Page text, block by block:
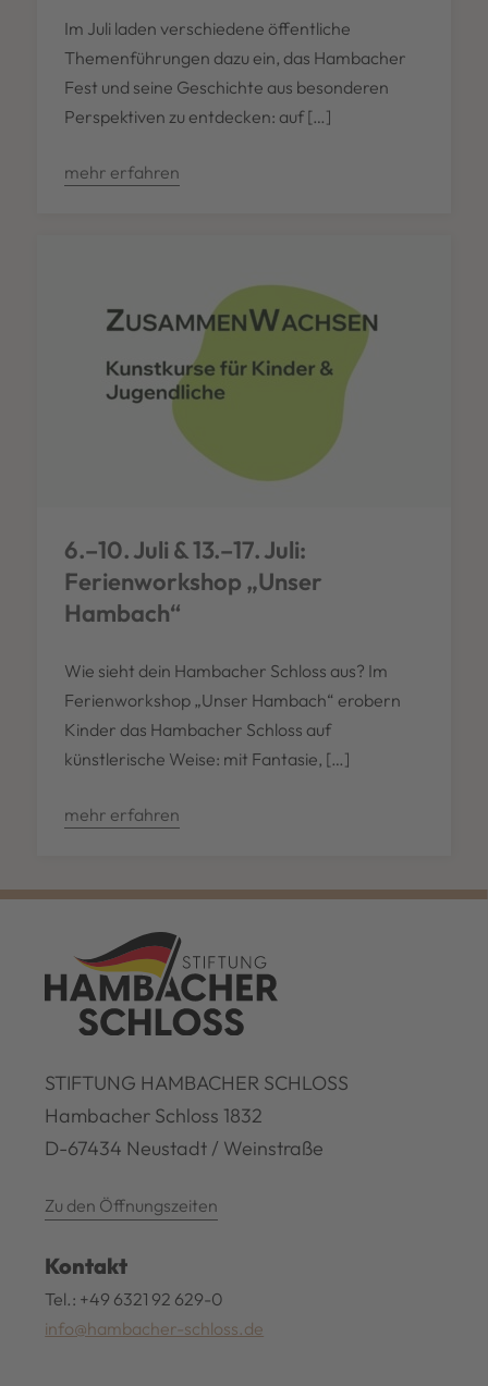
Im Juli laden verschiedene öffentliche
Themenführungen dazu ein, das Hambacher
Fest und seine Geschichte aus besonderen
Perspektiven zu entdecken: auf […]
mehr erfahren
6.–10. Juli & 13.–17. Juli:
Ferienworkshop „Unser
Hambach“
Wie sieht dein Hambacher Schloss aus? Im
Ferienworkshop „Unser Hambach“ erobern
Kinder das Hambacher Schloss auf
künstlerische Weise: mit Fantasie, […]
mehr erfahren
STIFTUNG HAMBACHER SCHLOSS
Hambacher Schloss 1832
D-67434 Neustadt / Weinstraße
Zu den Öffnungszeiten
Kontakt
Tel.: +49 6321 92 629-0
info@hambacher-schloss.de